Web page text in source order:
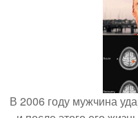
В 2006 году мужчина